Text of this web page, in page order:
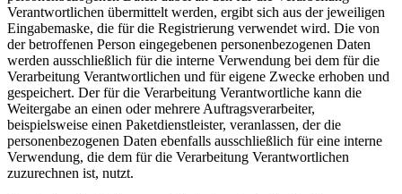
Verantwortlichen übermittelt werden, ergibt sich aus der jeweiligen
Eingabemaske, die für die Registrierung verwendet wird. Die von
der betroffenen Person eingegebenen personenbezogenen Daten
werden ausschließlich für die interne Verwendung bei dem für die
Verarbeitung Verantwortlichen und für eigene Zwecke erhoben und
gespeichert. Der für die Verarbeitung Verantwortliche kann die
Weitergabe an einen oder mehrere Auftragsverarbeiter,
beispielsweise einen Paketdienstleister, veranlassen, der die
personenbezogenen Daten ebenfalls ausschließlich für eine interne
Verwendung, die dem für die Verarbeitung Verantwortlichen
zuzurechnen ist, nutzt.